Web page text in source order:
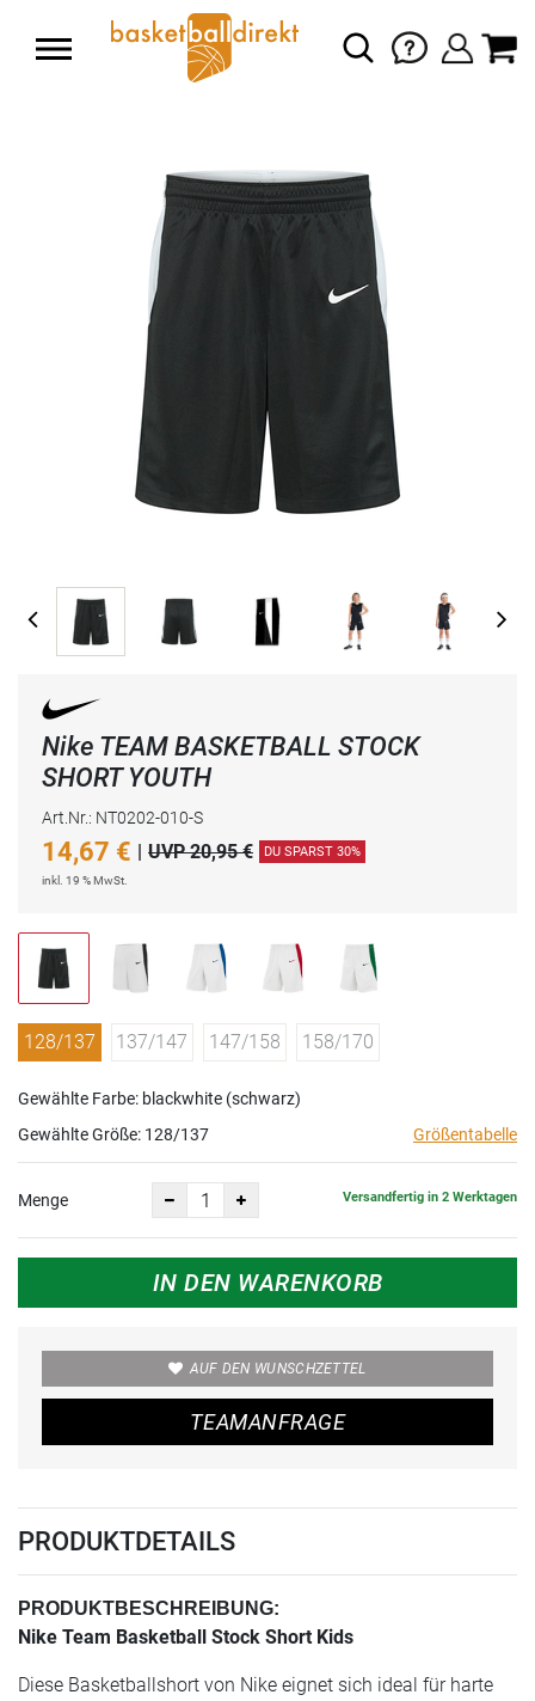
Nike TEAM BASKETBALL STOCK
SHORT YOUTH
Art.Nr.: NT0202-010-S
14,67 € | UVP 20,95 € DU SPARST 30%
inkl. 19 % MwSt.
128/137 137/147 147/158 158/170
Gewählte Farbe: blackwhite (schwarz)
Gewählte Größe: 128/137 Größentabelle
Menge Versandfertig in 2 Werktagen
IN DEN WARENKORB
AUF DEN WUNSCHZETTEL
TEAMANFRAGE
PRODUKTDETAILS
PRODUKTBESCHREIBUNG:
Nike Team Basketball Stock Short Kids
Diese Basketballshort von Nike eignet sich ideal für harte